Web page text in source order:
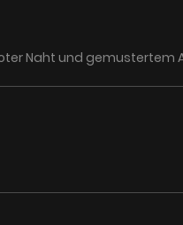
Naht und gemustertem